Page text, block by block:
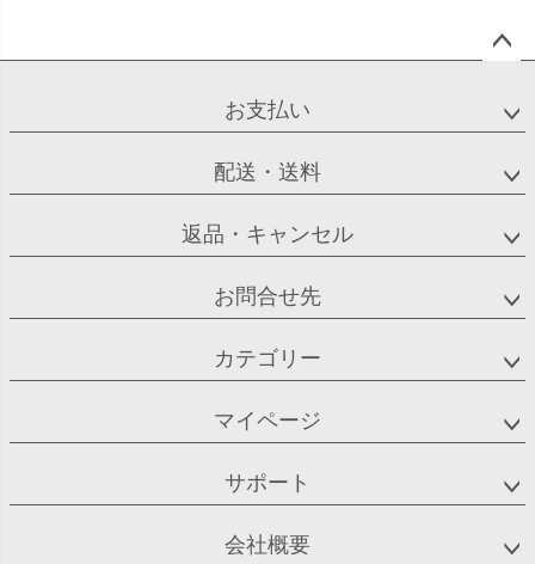
ップ
お支払い
配送・送料
返品・キャンセル
お問合せ先
カテゴリー
マイページ
サポート
会社概要